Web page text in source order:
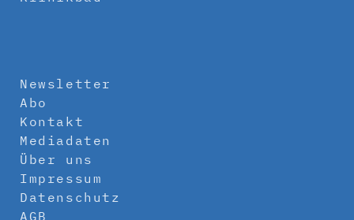
Newsletter
Abo
Kontakt
Mediadaten
Über uns
Impressum
Datenschutz
AGB